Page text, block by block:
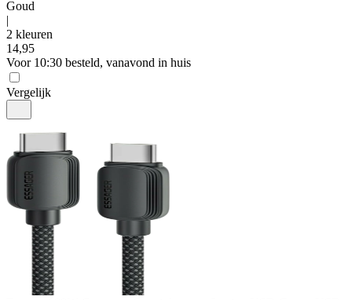
Goud
|
2 kleuren
14,95
Voor 10:30 besteld, vanavond in huis
Vergelijk